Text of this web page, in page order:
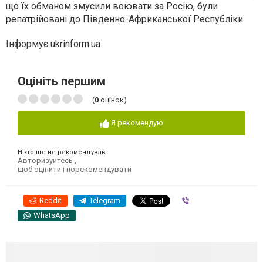
що їх обманом змусили воювати за Росію, були
репатрійовані до Південно-Африканської Республіки.
Інформує ukrinform.ua
Оцініть першим
(0 оцінок)
Я рекомендую
Ніхто ще не рекомендував
Авторизуйтесь ,
щоб оцінити і порекомендувати
Reddit Telegram
WhatsApp